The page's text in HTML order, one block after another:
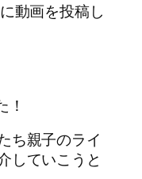
動画を投稿し
！
ち親子のライ
していこうと